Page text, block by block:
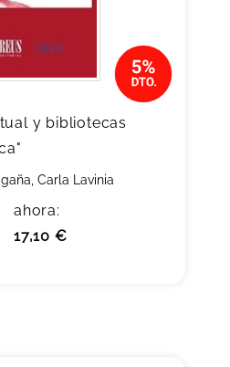
y bibliotecas
Carla Lavinia
ahora:
17,10 €